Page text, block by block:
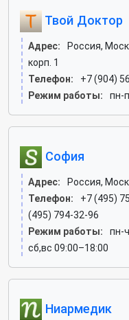
Твой Доктор
Адрес:
Россия,
корп. 1
Телефон:
+7 (904)
Режим работы:
пн-
София
Адрес:
Россия,
Телефон:
+7 (495)
(495) 794-32-96
Режим работы:
пн-
сб,вс 09:00–18:00
Ниармедик